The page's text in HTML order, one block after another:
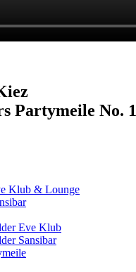
Partymeile No. 1
Klub & Lounge
Eve Klub
Sansibar